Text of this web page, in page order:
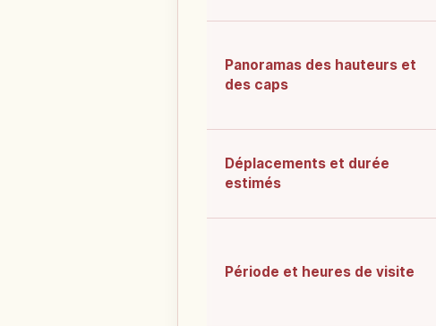
Panoramas des hauteurs et
des caps
Déplacements et durée
estimés
Période et heures de visite